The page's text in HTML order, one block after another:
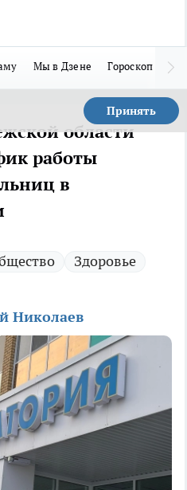
Мы в Дзене Гороскоп
Принять
области
работы
в
Здоровье
Николаев